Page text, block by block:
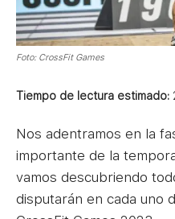
Foto: CrossFit Games
Tiempo de lectura estimado:
Nos adentramos en la
importante de la
vamos descubriendo
disputarán en cada uno